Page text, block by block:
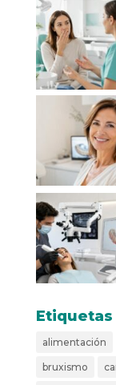
Etiquetas
alimentación
bruxismo